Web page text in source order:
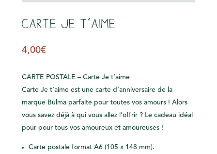
Carte Je t’aime
4,00€
CARTE POSTALE – Carte Je t’aime
Carte Je t’aime est une carte d’anniversaire de la
marque Bulma parfaite pour toutes vos amours ! Alors
vous savez déjà à qui vous allez l’offrir ? Le cadeau idéal
pour pour tous vos amoureux et amoureuses !
Carte postale format A6 (105 x 148 mm).